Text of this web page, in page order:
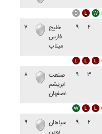
۷
خليج
فارس
ميناب
۹ ۲
۸
صنعت
ابريشم
اصفهان
۹ ۳
۹
سپاهان
نوين
۹ ۲